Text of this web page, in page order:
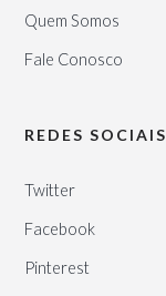
Quem Somos
Fale Conosco
REDES SOCIAIS
Twitter
Facebook
Pinterest